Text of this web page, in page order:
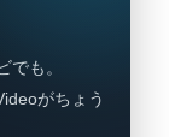
も。
がちょう